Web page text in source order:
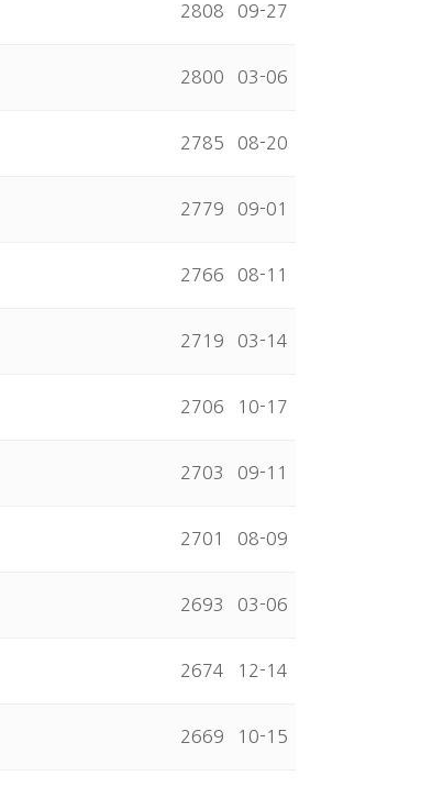
2808 09-27
2800 03-06
2785 08-20
2779 09-01
2766 08-11
2719 03-14
2706 10-17
2703 09-11
2701 08-09
2693 03-06
2674 12-14
2669 10-15